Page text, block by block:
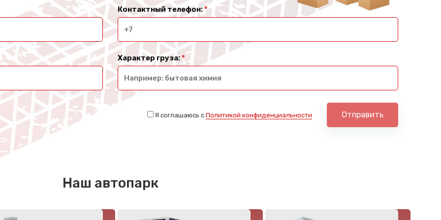
Контактный телефон:*
Характер груза:*
Я соглашаюсь с Политикой конфиденциальности Отправить
Наш автопарк